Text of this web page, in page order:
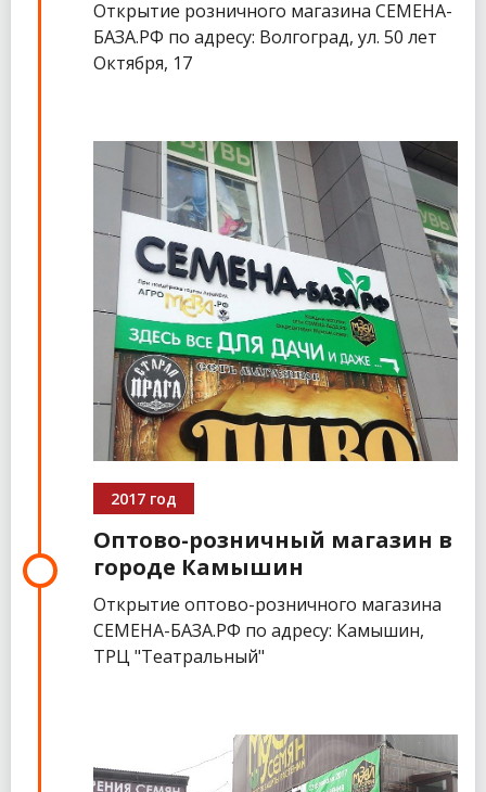
Открытие розничного магазина СЕМЕНА-
БАЗА.РФ по адресу: Волгоград, ул. 50 лет
Октября, 17
2017 год
Оптово-розничный магазин в
городе Камышин
Открытие оптово-розничного магазина
СЕМЕНА-БАЗА.РФ по адресу: Камышин,
ТРЦ "Театральный"